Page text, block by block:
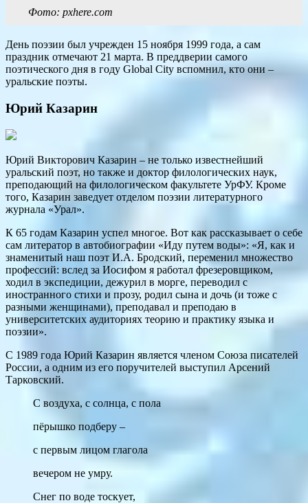
Фото: pxhere.com
День поэзии был учрежден 15 ноября 1999 года, а сам
праздник отмечают 21 марта. В преддверии самого
поэтического дня в году Global City вспомнил, кто они –
уральские поэты.
Юрий Казарин
Юрий Викторович Казарин – не только известнейший
уральский поэт, но также и доктор филологических наук,
преподающий на филологическом факультете УрФУ. Кроме
того, Казарин заведует отделом поэзии литературного
журнала «Урал».
К 65 годам Казарин успел многое. Вот как рассказывает о себе
сам литератор в автобиографии «Иду путем воды»: «Я, как и
знаменитый наш поэт И.А. Бродский, переменил множество
профессий: вслед за Иосифом я работал фрезеровщиком,
ходил в экспедиции, дежурил в морге, переводил с
иностранного стихи и прозу, родил сына и дочь (и тоже с
разными женщинами), преподавал и преподаю в
университетских аудиториях теорию и практику языка и
поэзии».
С 1989 года Юрий Казарин является членом Союза писателей
России, а одним из его поручителей выступил Арсений
Тарковский.
С воздуха, с солнца, с пола
пёрышко подберу –
с первым лицом глагола
вечером не умру.
Снег по воде тоскует,